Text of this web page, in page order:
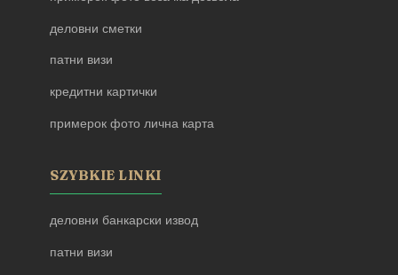
деловни сметки
патни визи
кредитни картички
примерок фото лична карта
SZYBKIE LINKI
деловни банкарски извод
патни визи